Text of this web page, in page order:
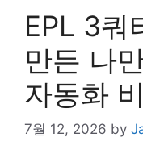
EPL 3쿼
만든 나
자동화
7월 12, 2026 by